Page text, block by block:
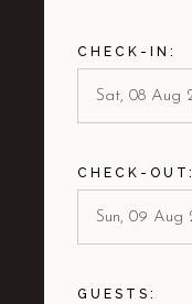
CHECK-IN:
CHECK-OUT:
GUESTS: